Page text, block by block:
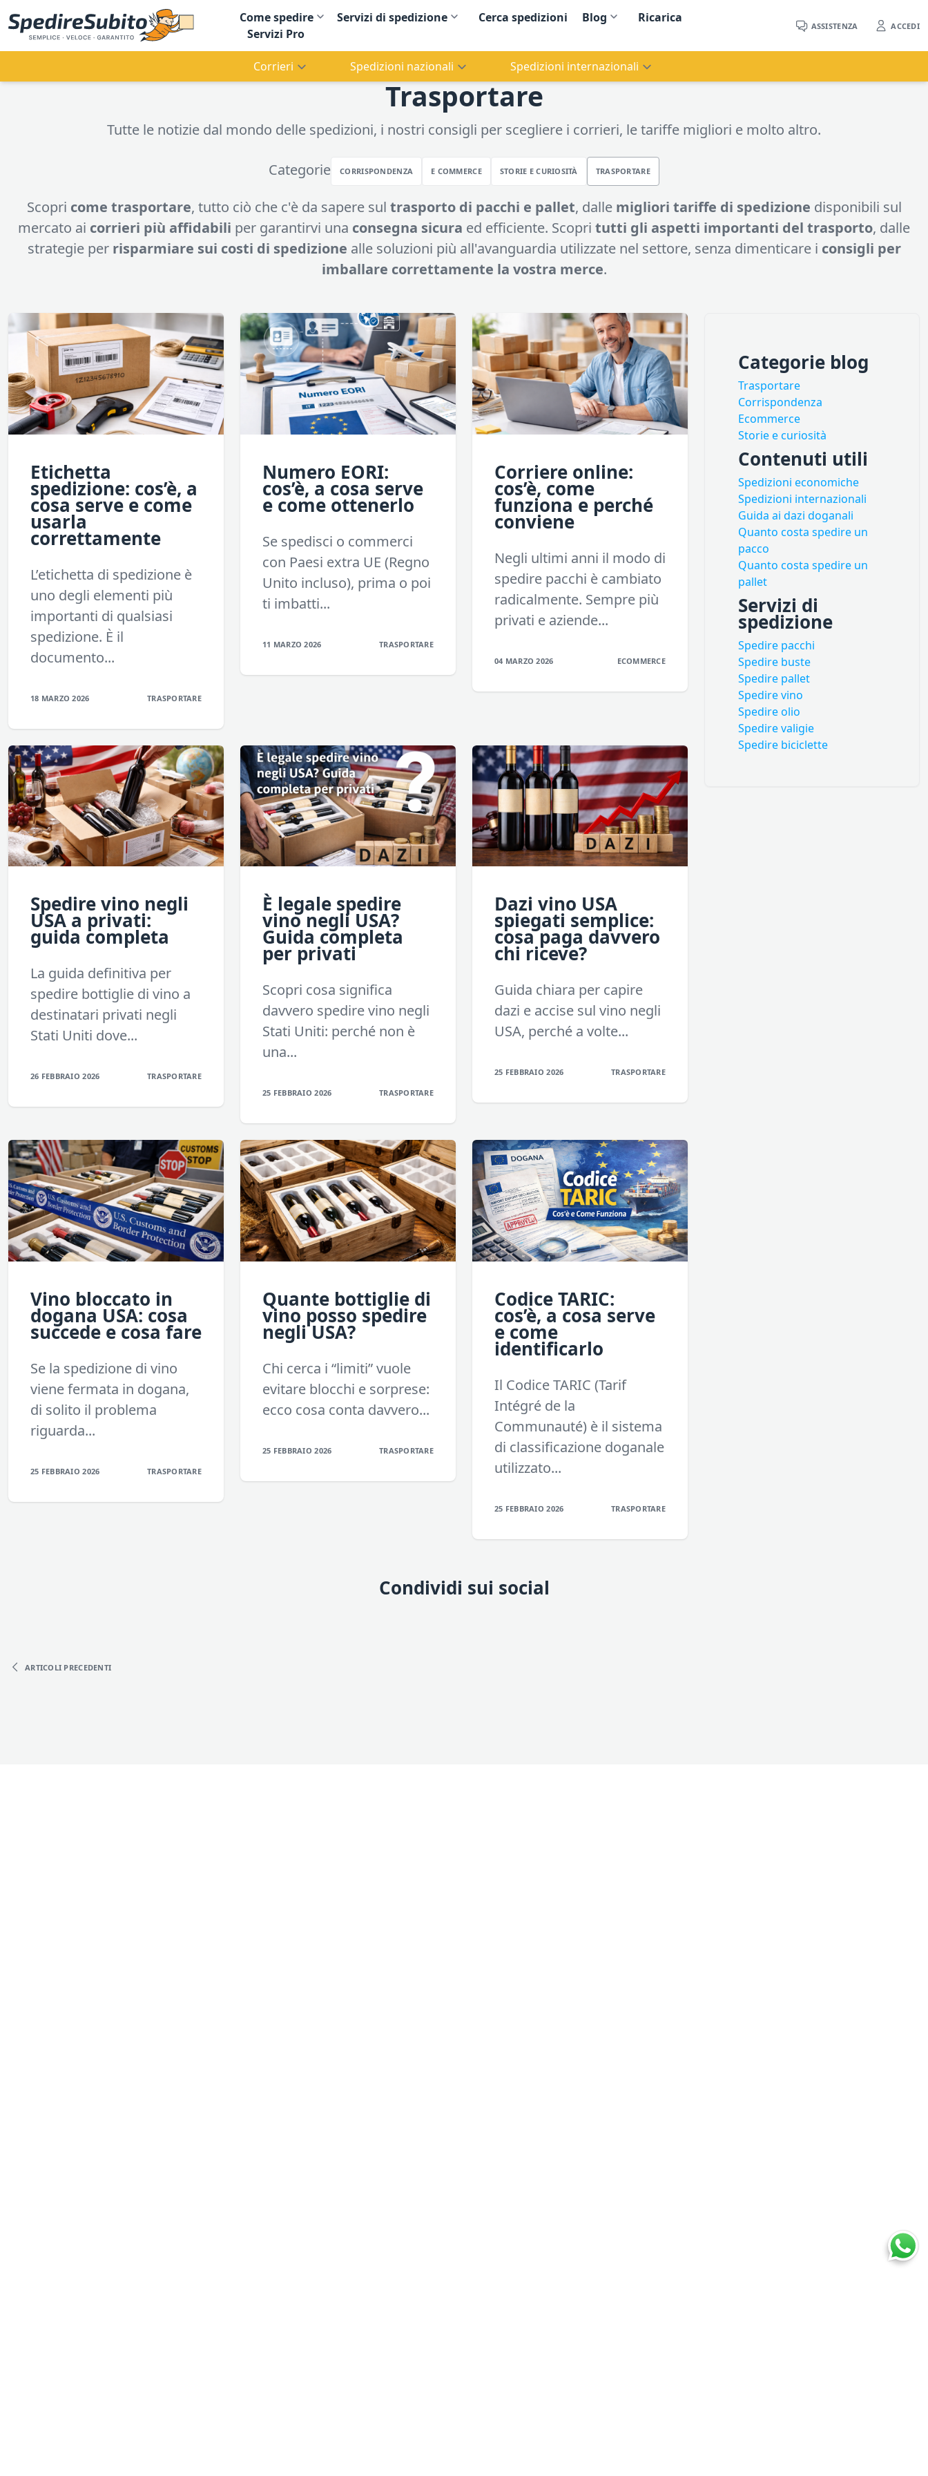
Come spedire Servizi di spedizione Cerca spedizioni Blog
Ricarica
Servizi Pro
ASSISTENZA ACCEDI
Corrieri Spedizioni nazionali Spedizioni internazionali
Trasportare
Tutte le notizie dal mondo delle spedizioni, i nostri consigli per scegliere i corrieri, le tariffe migliori e molto altro.
Categorie CORRISPONDENZA E COMMERCE STORIE E CURIOSITÀ TRASPORTARE
Scopri come trasportare, tutto ciò che c'è da sapere sul trasporto di pacchi e pallet, dalle migliori tariffe di spedizione disponibili sul
mercato ai corrieri più affidabili per garantirvi una consegna sicura ed efficiente. Scopri tutti gli aspetti importanti del trasporto, dalle
strategie per risparmiare sui costi di spedizione alle soluzioni più all'avanguardia utilizzate nel settore, senza dimenticare i consigli per
imballare correttamente la vostra merce.
Etichetta
spedizione: cos’è, a
cosa serve e come
usarla
correttamente
L’etichetta di spedizione è
uno degli elementi più
importanti di qualsiasi
spedizione. È il
documento...
18 MARZO 2026 TRASPORTARE
Numero EORI:
cos’è, a cosa serve
e come ottenerlo
Se spedisci o commerci
con Paesi extra UE (Regno
Unito incluso), prima o poi
ti imbatti...
11 MARZO 2026 TRASPORTARE
Corriere online:
cos’è, come
funziona e perché
conviene
Negli ultimi anni il modo di
spedire pacchi è cambiato
radicalmente. Sempre più
privati e aziende...
04 MARZO 2026 ECOMMERCE
Spedire vino negli
USA a privati:
guida completa
La guida definitiva per
spedire bottiglie di vino a
destinatari privati negli
Stati Uniti dove...
26 FEBBRAIO 2026 TRASPORTARE
È legale spedire
vino negli USA?
Guida completa
per privati
Scopri cosa significa
davvero spedire vino negli
Stati Uniti: perché non è
una...
25 FEBBRAIO 2026 TRASPORTARE
Dazi vino USA
spiegati semplice:
cosa paga davvero
chi riceve?
Guida chiara per capire
dazi e accise sul vino negli
USA, perché a volte...
25 FEBBRAIO 2026 TRASPORTARE
Vino bloccato in
dogana USA: cosa
succede e cosa fare
Se la spedizione di vino
viene fermata in dogana,
di solito il problema
riguarda...
25 FEBBRAIO 2026 TRASPORTARE
Quante bottiglie di
vino posso spedire
negli USA?
Chi cerca i “limiti” vuole
evitare blocchi e sorprese:
ecco cosa conta davvero...
25 FEBBRAIO 2026 TRASPORTARE
Codice TARIC:
cos’è, a cosa serve
e come
identificarlo
Il Codice TARIC (Tarif
Intégré de la
Communauté) è il sistema
di classificazione doganale
utilizzato...
25 FEBBRAIO 2026 TRASPORTARE
Categorie blog
Trasportare
Corrispondenza
Ecommerce
Storie e curiosità
Contenuti utili
Spedizioni economiche
Spedizioni internazionali
Guida ai dazi doganali
Quanto costa spedire un
pacco
Quanto costa spedire un
pallet
Servizi di
spedizione
Spedire pacchi
Spedire buste
Spedire pallet
Spedire vino
Spedire olio
Spedire valigie
Spedire biciclette
Condividi sui social
ARTICOLI PRECEDENTI